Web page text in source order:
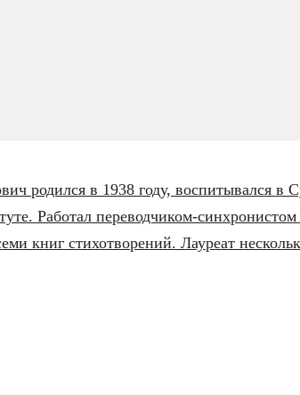
родился в 1938 году, воспитывался в
Работал переводчиком-
книг стихотворений. Лауреат